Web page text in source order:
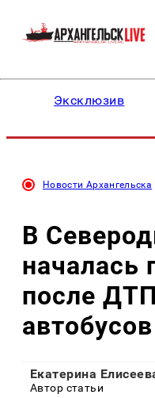
Эксклюзив
Новости Архангельска
В
началась
после
автобусов
Екатерина
Автор статьи